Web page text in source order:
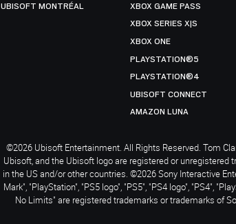
UBISOFT MONTRÉAL
XBOX GAME PASS
XBOX SERIES X|S
XBOX ONE
PLAYSTATION®5
PLAYSTATION®4
UBISOFT CONNECT
AMAZON LUNA
©2026 Ubisoft Entertainment. All Rights Reserved. Tom
Ubisoft, and the Ubisoft logo are registered or
in the US and/or other countries. ©2026 Sony Interactive
Mark", "PlayStation", "PS5 logo", "PS5", "PS4 logo", "PS4",
No Limits" are registered trademarks or trademarks of